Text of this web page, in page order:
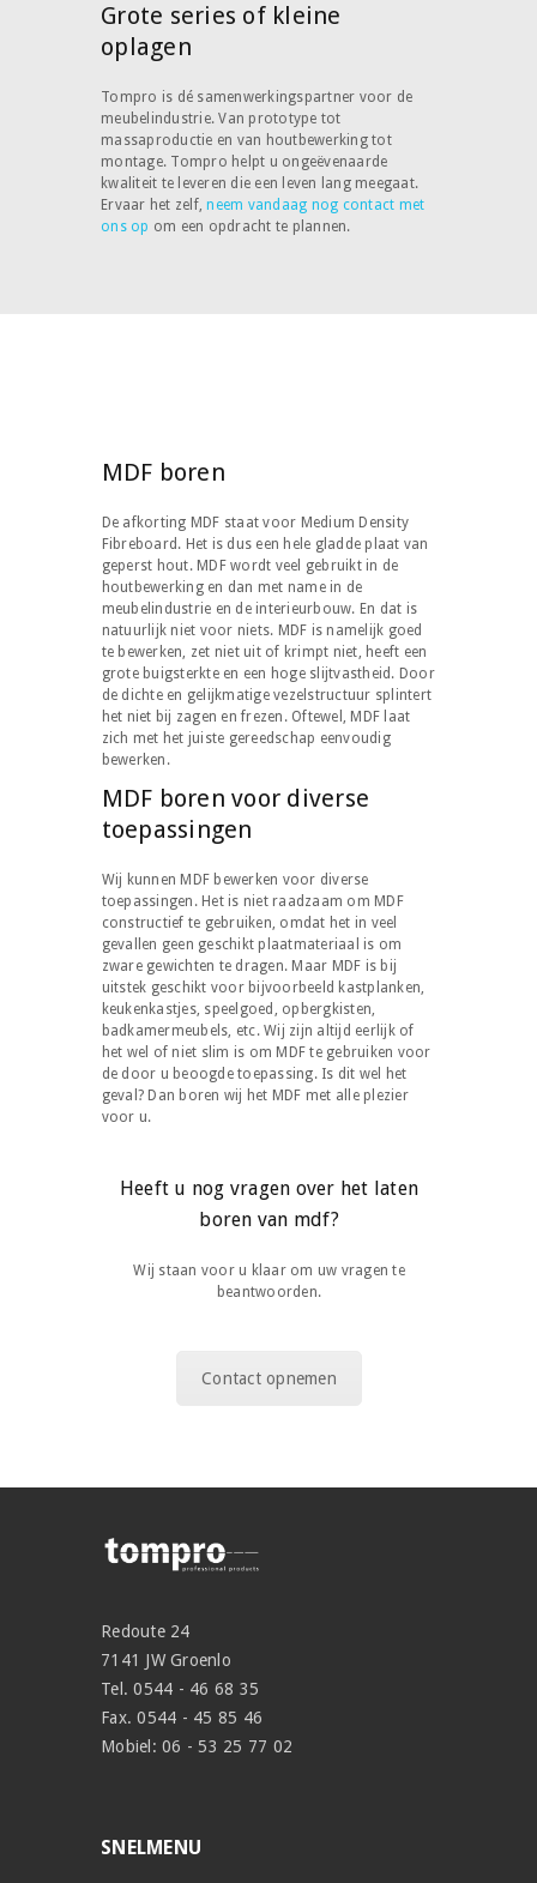
Grote series of kleine
oplagen
Tompro is dé samenwerkingspartner voor de
meubelindustrie. Van prototype tot
massaproductie en van houtbewerking tot
montage. Tompro helpt u ongeëvenaarde
kwaliteit te leveren die een leven lang meegaat.
Ervaar het zelf,neem vandaag nog contact met
ons op om een opdracht te plannen.
MDF boren
De afkorting MDF staat voor Medium Density
Fibreboard. Het is dus een hele gladde plaat van
geperst hout. MDF wordt veel gebruikt in de
houtbewerking en dan met name in de
meubelindustrie en de interieurbouw. En dat is
natuurlijk niet voor niets. MDF is namelijk goed
te bewerken, zet niet uit of krimpt niet, heeft een
grote buigsterkte en een hoge slijtvastheid. Door
de dichte en gelijkmatige vezelstructuur splintert
het niet bij zagen en frezen. Oftewel, MDF laat
zich met het juiste gereedschap eenvoudig
bewerken.
MDF boren voor diverse
toepassingen
Wij kunnen MDF bewerken voor diverse
toepassingen. Het is niet raadzaam om MDF
constructief te gebruiken, omdat het in veel
gevallen geen geschikt plaatmateriaal is om
zware gewichten te dragen. Maar MDF is bij
uitstek geschikt voor bijvoorbeeld kastplanken,
keukenkastjes, speelgoed, opbergkisten,
badkamermeubels, etc. Wij zijn altijd eerlijk of
het wel of niet slim is om MDF te gebruiken voor
de door u beoogde toepassing. Is dit wel het
geval? Dan boren wij het MDF met alle plezier
voor u.
Heeft u nog vragen over het laten
boren van mdf?
Wij staan voor u klaar om uw vragen te
beantwoorden.
Contact opnemen
Redoute 24
7141 JW Groenlo
Tel. 0544 - 46 68 35
Fax. 0544 - 45 85 46
Mobiel: 06 - 53 25 77 02
SNELMENU